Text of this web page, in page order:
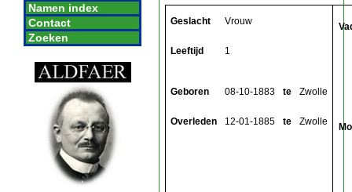
Namen index
Contact
Zoeken
Geslacht Vrouw
Leeftijd 1
Geboren 08-10-1883 te Zwolle
Overleden 12-01-1885 te Zwolle